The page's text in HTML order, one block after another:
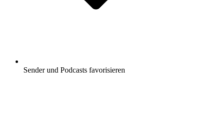
Sender und Podcasts favorisieren